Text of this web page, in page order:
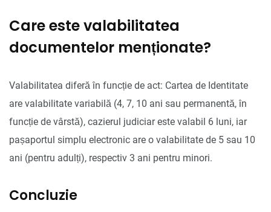
Care este valabilitatea
documentelor menționate?
Valabilitatea diferă în funcție de act: Cartea de Identitate
are valabilitate variabilă (4, 7, 10 ani sau permanentă, în
funcție de vârstă), cazierul judiciar este valabil 6 luni, iar
pașaportul simplu electronic are o valabilitate de 5 sau 10
ani (pentru adulți), respectiv 3 ani pentru minori.
Concluzie